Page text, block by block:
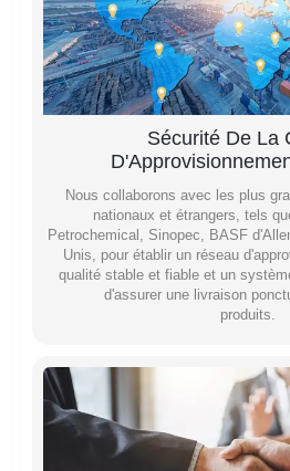
Sécurité De La
Nous collaborons avec les plus
nationaux et étrangers, tels
Petrochemical, Sinopec, BASF
Unis, pour établir un réseau
qualité stable et fiable et un
d'assurer une livraison
produits.